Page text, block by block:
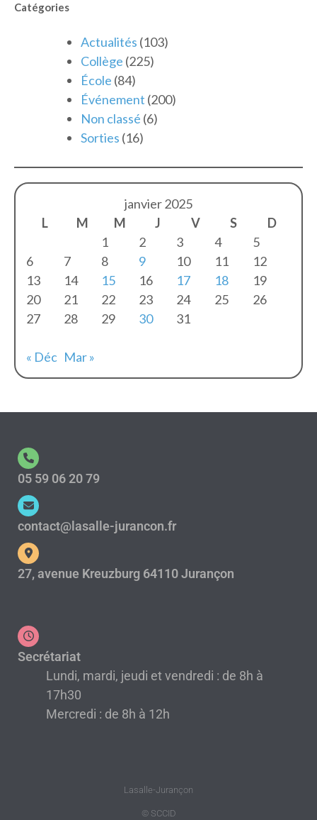
Catégories
Actualités (103)
Collège (225)
École (84)
Événement (200)
Non classé (6)
Sorties (16)
janvier 2025
L
M M J V S
D
1
2 3 4
5
6
7 8 9 10 11
12
13
14 15 16 17 18
19
20
21 22 23 24 25
26
27
28 29 30 31
« Déc Mar »
05 59 06 20 79
contact@lasalle-jurancon.fr
27, avenue Kreuzburg 64110 Jurançon
Secrétariat
Lundi, mardi, jeudi et vendredi : de 8h à
17h30
Mercredi : de 8h à 12h
Lasalle-Jurançon
© SCCID